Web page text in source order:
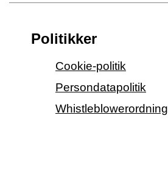
Politikker
Cookie-politik
Persondatapolitik
Whistleblowerordning